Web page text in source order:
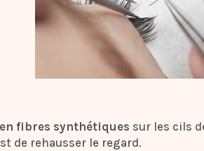
fibres synthétiques sur les cils
de rehausser le regard.